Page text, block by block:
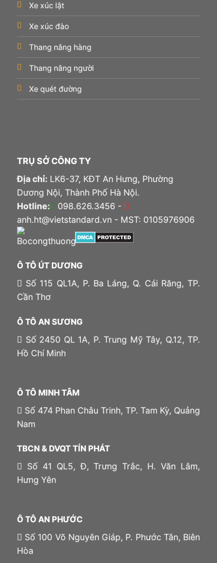
Xe xúc lật
Xe xúc đào
Thang nâng hàng
Thang nâng người
Xe quét đường
TRỤ SỞ CÔNG TY
Địa chỉ: LK6-37, KĐT An Hưng, Phường
Dương Nội, Thành Phố Hà Nội.
Hotline:
098.626.3456 -
anh.ht@vietstandard.vn - MST: 0105976906
Ô TÔ ÚT DƯƠNG
Số 115 QL1A, P. Ba Láng, Q. Cái Răng, TP.
Cần Thơ
Ô TÔ AN SƯƠNG
Số 2450 QL 1A, P. Trung Mỹ Tây, Q.12, TP.
Hồ Chí Minh
Ô TÔ MINH TÂM
Số 474 Phan Châu Trinh, TP. Tam Kỳ, Quảng
Nam
TBCN & DVQT TÍN PHÁT
Số 41 QL5, Đ, Trưng Trắc, H. Văn Lâm,
Hưng Yên
Ô TÔ AN PHƯỚC
Số 100 Võ Nguyên Giáp, P. Phước Tân, Biên
Hòa